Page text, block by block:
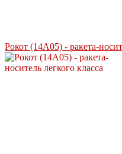
Рокот (14А05) - ракета-